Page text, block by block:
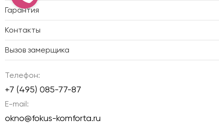
Гарантия
Контакты
Вызов замерщика
Телефон:
+7 (495) 085-77-87
E-mail:
okno@fokus-komforta.ru